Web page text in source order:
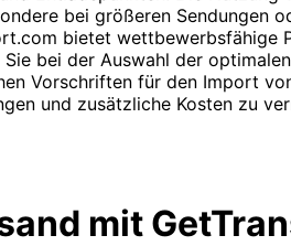
bei größeren Sendungen
bietet wettbewerbsfähige
bei der Auswahl der
Vorschriften für den Import
und zusätzliche Kosten zu
mit